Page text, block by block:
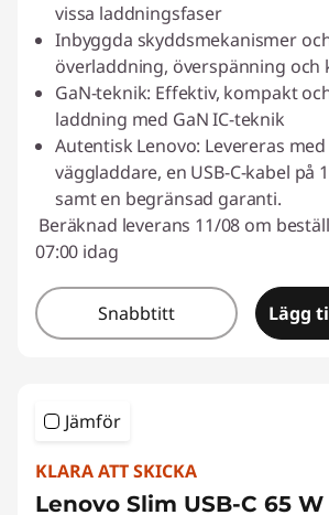
vissa laddningsfaser
Inbyggda skyddsmekanismer
överladdning, överspänning
GaN-teknik: Effektiv, kompakt
laddning med GaN IC-teknik
Autentisk Lenovo: Levereras med
väggladdare, en USB-C-kabel på
samt en begränsad garanti.
Beräknad leverans 11/08 om
07:00 idag
Snabbtitt Lägg
Jämför
KLARA ATT SKICKA
Lenovo Slim USB-C 65 W